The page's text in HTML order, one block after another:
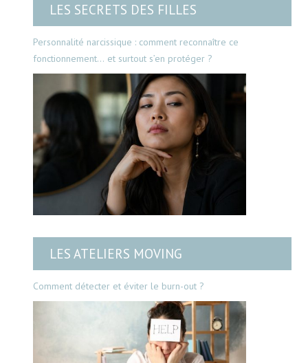
LES SECRETS DES FILLES
Personnalité narcissique : comment reconnaître ce
fonctionnement… et surtout s’en protéger ?
LES ATELIERS MOVING
Comment détecter et éviter le burn-out ?